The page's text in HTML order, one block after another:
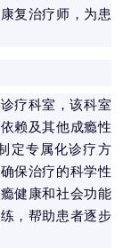
复治疗师，为患
疗科室，该科室
赖及其他成瘾性
定专属化诊疗方
保治疗的科学性
健康和社会功能
，帮助患者逐步